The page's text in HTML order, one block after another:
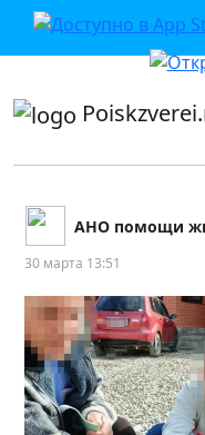
приложении или в VK">
30 марта 13:51